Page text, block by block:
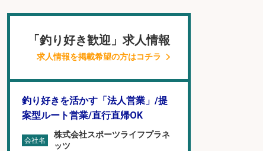
「釣り好き歓迎」求人情報
求人情報を掲載希望の方はコチラ
釣り好きを活かす「法人営業」/提
案型ルート営業/直行直帰OK
会社名
株式会社スポーツライフプラネ
ッツ